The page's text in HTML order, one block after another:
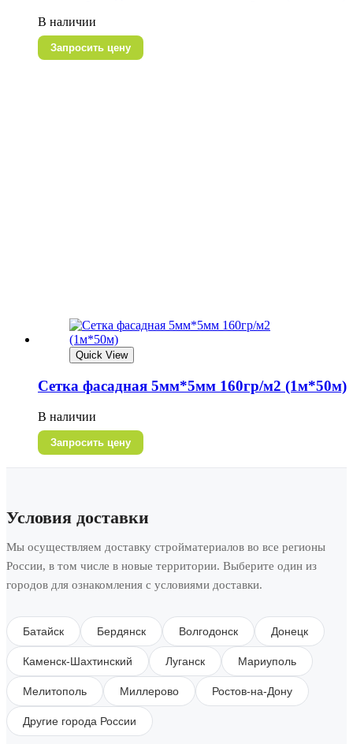
В наличии
Запросить цену
Quick View
Сетка фасадная 5мм*5мм 160гр/м2 (1м*50м)
В наличии
Запросить цену
Условия доставки
Мы осуществляем доставку стройматериалов во все регионы
России, в том числе в новые территории. Выберите один из
городов для ознакомления с условиями доставки.
Батайск Бердянск Волгодонск Донецк
Каменск-Шахтинский Луганск Мариуполь
Мелитополь Миллерово Ростов-на-Дону
Другие города России